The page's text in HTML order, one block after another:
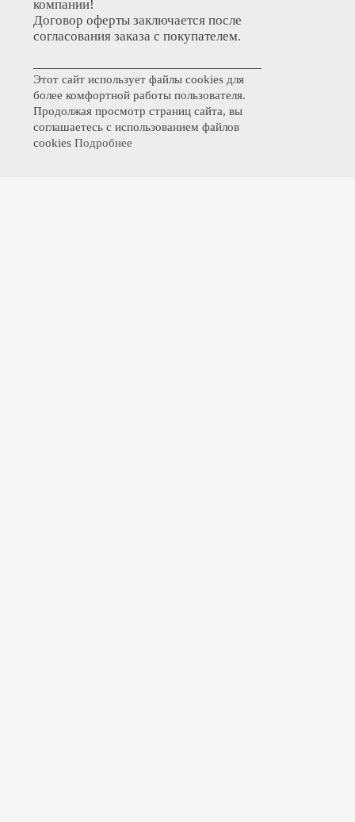
компании!
Договор оферты заключается после
согласования заказа с покупателем.
Этот сайт использует файлы cookies для
более комфортной работы пользователя.
Продолжая просмотр страниц сайта, вы
соглашаетесь с использованием файлов
cookies Подробнее